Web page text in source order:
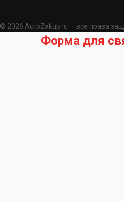
© 2026 AutoZakup.ru — все права
Форма для